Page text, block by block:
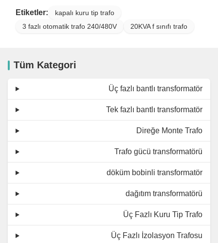
Etiketler:
kapalı kuru tip trafo
3 fazlı otomatik trafo 240/480V
20KVA f sınıfı trafo
Tüm Kategori
Üç fazlı bantlı transformatör
Tek fazlı bantlı transformatör
Direğe Monte Trafo
Trafo gücü transformatörü
döküm bobinli transformatör
dağıtım transformatörü
Üç Fazlı Kuru Tip Trafo
Üç Fazlı İzolasyon Trafosu